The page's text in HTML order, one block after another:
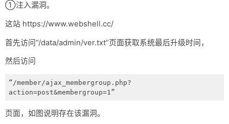
网盘
①注入漏洞。
这站 https://www.webshell.cc/
首先访问“/data/admin/ver.txt”页面获取系统最后升级时间，
然后访问
“/member/ajax_membergroup.php?
action=post&membergroup=1”
页面，如图说明存在该漏洞。